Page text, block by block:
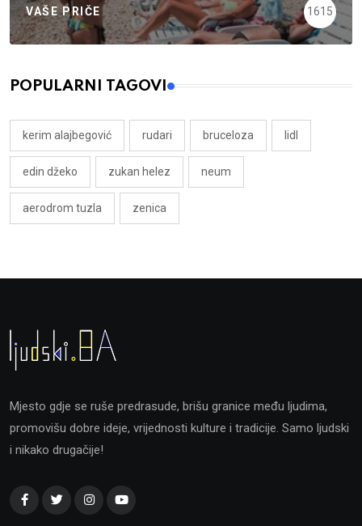
VAŠE PRIČE 1615
POPULARNI TAGOVI
kerim alajbegović rudari bruceloza lidl
edin džeko zukan helez neum
aerodrom tuzla zenica
Mjesto gdje se ruše predrasude, brišu granice među ljudima,
promovišu dobre ideje, vrijednosti kulture i tradicije. Samo ljudski
i nikako drugačije!